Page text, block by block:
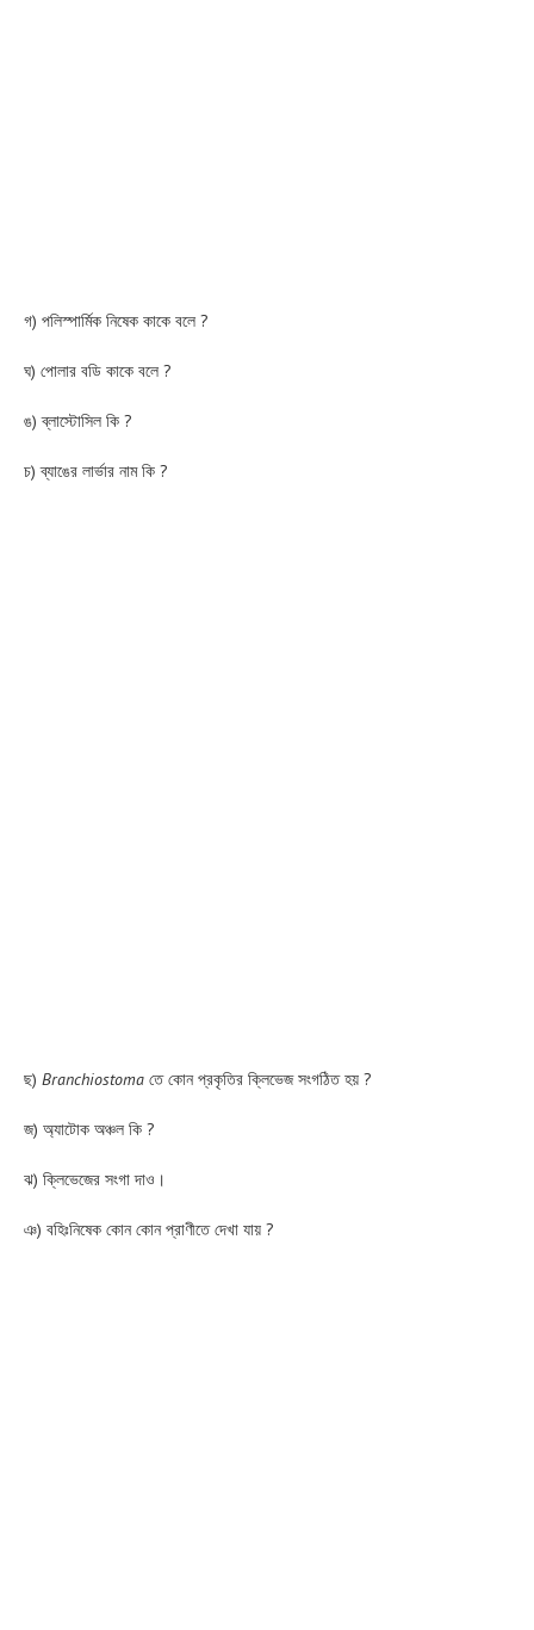
গ) পলিস্পার্মিক নিষেক কাকে বলে ?
ঘ) পোলার বডি কাকে বলে ?
ঙ) ব্লাস্টোসিল কি ?
চ) ব্যাঙের লার্ভার নাম কি ?
ছ) Branchiostoma তে কোন প্রকৃতির ক্লিভেজ সংগঠিত হয় ?
জ) অ্যাটোক অঞ্চল কি ?
ঝ) ক্লিভেজের সংগা দাও।
ঞ) বহিঃনিষেক কোন কোন প্রাণীতে দেখা যায় ?